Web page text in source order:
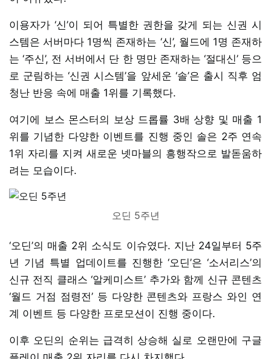
이용자가 ‘신’이 되어 특별한 권한을 갖게 되는 신권 시
스템은 서버마다 1명씩 존재하는 ‘신’, 월드에 1명 존재하
는 ‘주신’, 전 서버에서 단 한 명만 존재하는 ‘절대신’ 등으
로 군림하는 ‘신권 시스템’을 앞세운 ‘솔’은 출시 직후 엄
청난 반응 속에 매출 1위를 기록했다.
여기에 보스 몬스터의 보상 드롭률 3배 상향 및 매출 1
위를 기념한 다양한 이벤트를 진행 중인 솔은 2주 연속
1위 자리를 지켜 새로운 넷마블의 흥행작으로 발돋움하
려는 모습이다.
오딘 5주년
‘오딘’의 매출 2위 소식도 이슈였다. 지난 24일부터 5주
년 기념 특별 업데이트를 진행한 ‘오딘’은 ‘소서리스’의
신규 전직 클래스 ‘알케미스트’ 추가와 함께 신규 콘텐츠
‘월드 거점 점령전’ 등 다양한 콘텐츠와 프랑스 와인 연
계 이벤트 등 다양한 프로모션이 진행 중이다.
이후 오딘의 순위는 급격히 상승해 실로 오랜만에 구글